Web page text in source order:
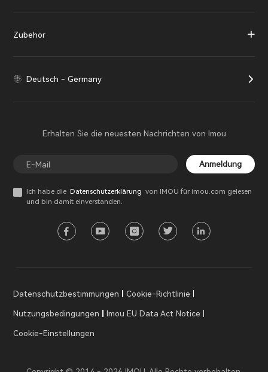
Zubehör
Deutsch - Germany
Erhalten Sie die neuesten Nachrichten von Imou
Anmeldung
Ich habe die Datenschutzerklärungvon IMOU für imou.com gelesen
und bin damit einverstanden.
Datenschutzbestimmungen Cookie-Richtlinie
Nutzungsbedingungen Imou EU Data Act Notice
Cookie-Einstellungen